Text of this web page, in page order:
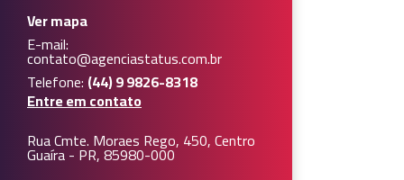
Ver mapa
E-mail:
contato@agenciastatus.com.br
Telefone: (44) 9 9826-8318
Entre em contato
Rua Cmte. Moraes Rego, 450, Centro
Guaíra - PR, 85980-000